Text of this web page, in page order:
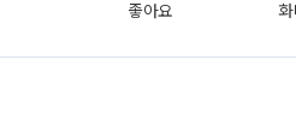
좋아요